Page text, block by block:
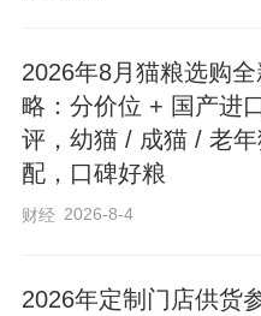
准，单份热量200
的为完全代餐，可
200千卡的产品仅为
独替代正餐，否则
肌肉流失、基础代
2026年8月猫粮选购
略：分价位 + 国产进
评，幼猫 / 成猫 / 老
配，口碑好粮
财经 2026-8-4
2026年定制门店供货